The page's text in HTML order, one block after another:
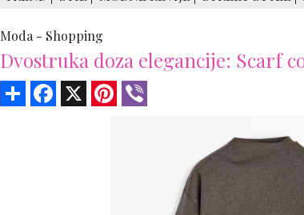
Moda - Shopping
Dvostruka doza elegancije: Scarf
Share Facebook Pinterest